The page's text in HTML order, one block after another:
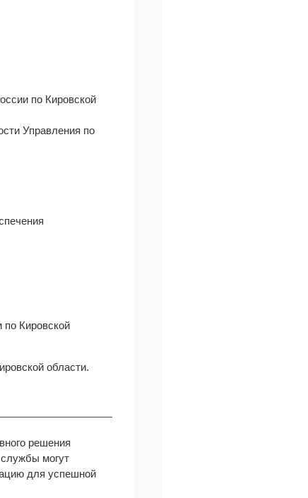
по Кировской
Управления по
Кировской
области.
решения
могут
для успешной